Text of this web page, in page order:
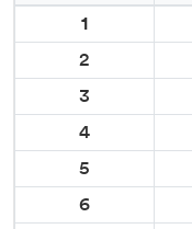
1
2
3
4
5
6